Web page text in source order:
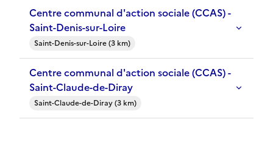
Centre communal d'action sociale (CCAS) -
Saint-Denis-sur-Loire
Saint-Denis-sur-Loire (3 km)
Centre communal d'action sociale (CCAS) -
Saint-Claude-de-Diray
Saint-Claude-de-Diray (3 km)